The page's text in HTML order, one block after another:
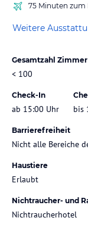
75 Minuten zum
Weitere
Gesamtzahl Zimmer
< 100
Check-In
ab 15:00 Uhr bis
Barrierefreiheit
Nicht alle Bereiche
Haustiere
Erlaubt
Nichtraucher- und
Nichtraucherhotel